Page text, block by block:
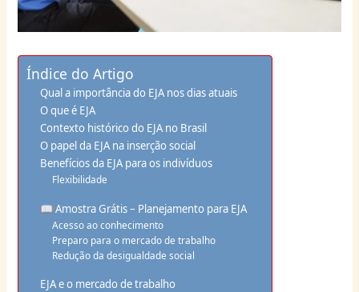
Índice do Artigo
Qual a importância do EJA nos dias atuais
O que é EJA
Contexto histórico do EJA no Brasil
O papel da EJA na inserção social
Benefícios da EJA para os indivíduos
Flexibilidade
📖 Amostra Grátis – Planejamento para EJA
Acesso ao conhecimento
Preparo para o mercado de trabalho
Redução da desigualdade social
EJA e o mercado de trabalho